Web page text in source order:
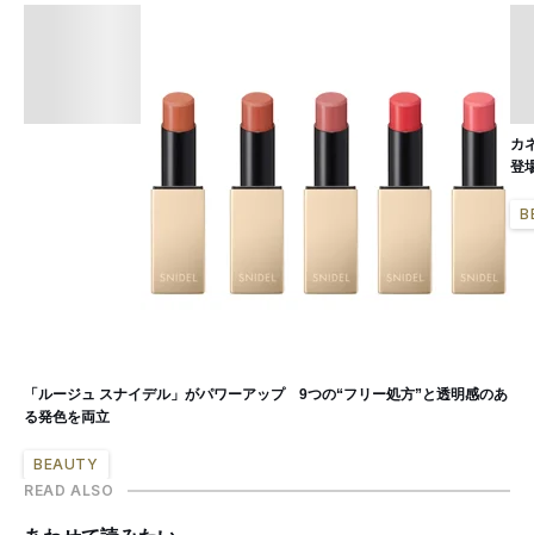
「ルージュ スナイデル」がパワーアップ 9つの“フリー処方”と透明感のあ
る発色を両立
BEAUTY
カ
登
READ ALSO